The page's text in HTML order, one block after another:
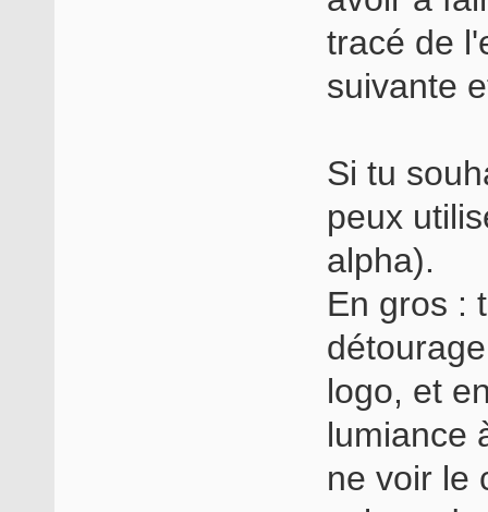
tracé de
suivante
Si tu
peux
alpha).
En gros :
logo, et
lumiance
ne voir le